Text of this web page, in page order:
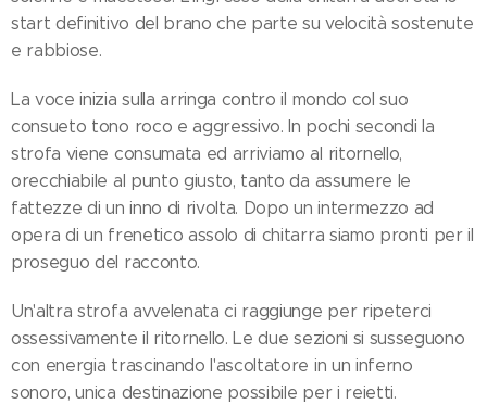
start definitivo del brano che parte su velocità sostenute
e rabbiose.
La voce inizia sulla arringa contro il mondo col suo
consueto tono roco e aggressivo. In pochi secondi la
strofa viene consumata ed arriviamo al ritornello,
orecchiabile al punto giusto, tanto da assumere le
fattezze di un inno di rivolta. Dopo un intermezzo ad
opera di un frenetico assolo di chitarra siamo pronti per il
proseguo del racconto.
Un'altra strofa avvelenata ci raggiunge per ripeterci
ossessivamente il ritornello. Le due sezioni si susseguono
con energia trascinando l'ascoltatore in un inferno
sonoro, unica destinazione possibile per i reietti.